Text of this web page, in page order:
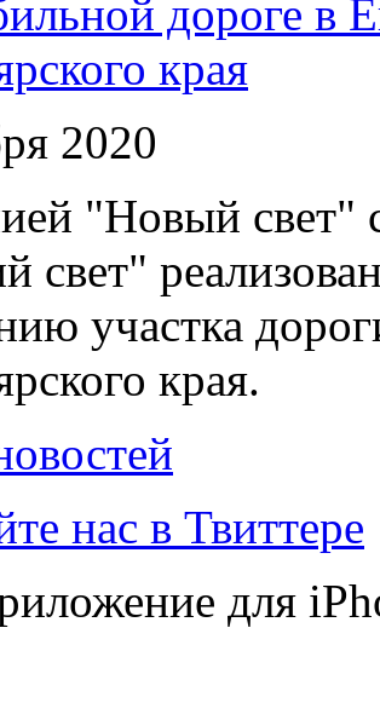
дороге в
края
2020
"Новый свет"
свет"
участка
края.
нас в Твиттере
для